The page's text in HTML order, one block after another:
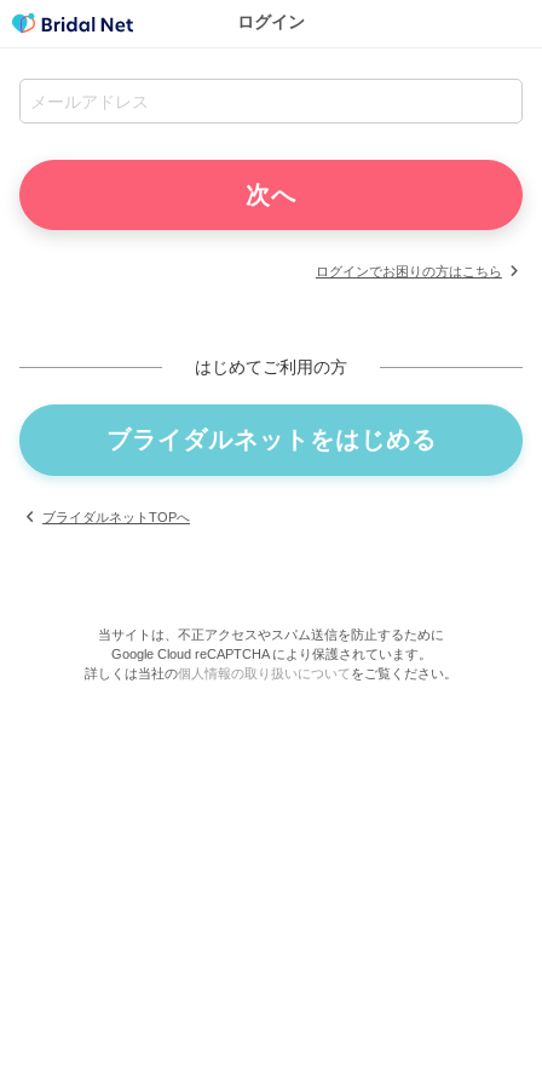
ログイン
ログインでお困りの方はこちら
はじめてご利用の方
ブライダルネットをはじめる
ブライダルネットTOPへ
当サイトは、不正アクセスやスパム送信を防止するために
Google Cloud reCAPTCHA により保護されています。
詳しくは当社の個人情報の取り扱いについてをご覧ください。